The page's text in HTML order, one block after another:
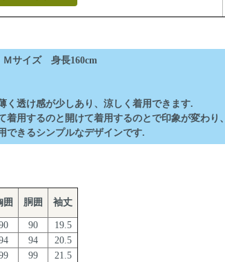
Ｍサイズ 身長160cm
く透け感が少しあり、涼しく着用できます.
着用するのと開けて着用するのとで印象が変わり、
できるシンプルなデザインです.
囲 胴囲 袖丈
90
19.5
94
20.5
99
21.5